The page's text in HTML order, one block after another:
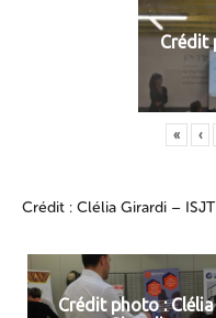
Crédit
« ‹
Crédit : Clélia Girardi – ISJT
Crédit photo : Clélia